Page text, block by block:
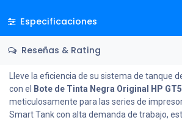
Especificaciones
Reseñas & Rating
Lleve la eficiencia de su sistema de tanque
con el
Bote de Tinta Negra Original HP
meticulosamente para las series de
Smart Tank con alta demanda de trabajo,